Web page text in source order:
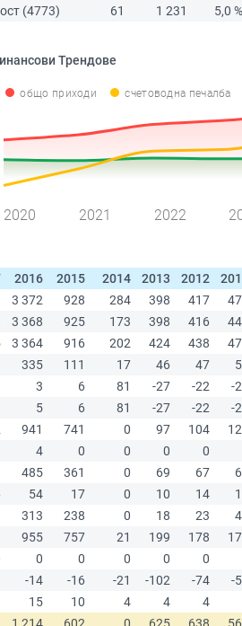
(4773)
61 1 231 5,0 %
Трендове
общо приходи счетоводна печалба
2020 2021 2022
2016 2015 2014 2013 2012